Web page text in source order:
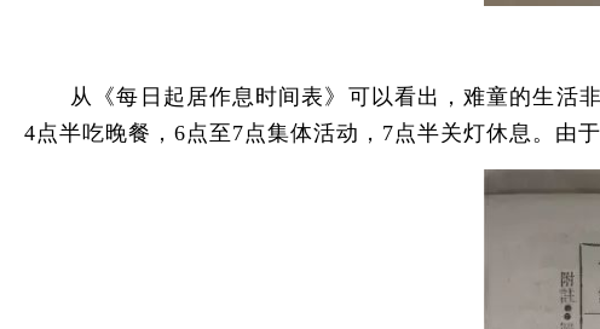
从《每日起居作息时间表》可以看出，难童的生活非
4点半吃晚餐，6点至7点集体活动，7点半关灯休息。由